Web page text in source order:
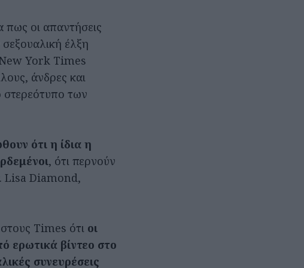
πως οι απαντήσεις
έλξη
York Times
άνδρες και
στερεότυπο των
ότι η ίδια η
, ότι περνούν
Lisa Diamond,
Times ότι οι
ερωτικά βίντεο στο
συνευρέσεις